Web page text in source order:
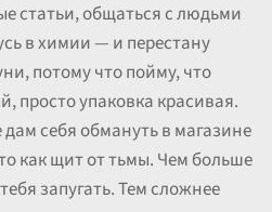
статьи, общаться с людьми
в химии — и перестану
потому что пойму, что
просто упаковка красивая.
себя обмануть в магазине
как щит от тьмы. Чем больше
запугать. Тем сложнее